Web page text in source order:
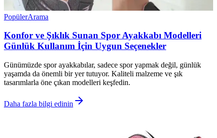
PopülerArama
Konfor ve Şıklık Sunan Spor Ayakkabı Modelleri
Günlük Kullanım İçin Uygun Seçenekler
Günümüzde spor ayakkabılar, sadece spor yapmak değil, günlük
yaşamda da önemli bir yer tutuyor. Kaliteli malzeme ve şık
tasarımlarla öne çıkan modelleri keşfedin.
Daha fazla bilgi edinin